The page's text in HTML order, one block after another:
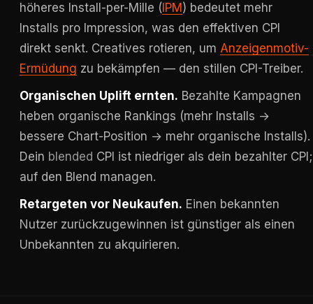
höheres Install-per-Mille ( IPM ) bedeutet mehr
Installs pro Impression, was den effektiven CPI
direkt senkt. Creatives rotieren, um Anzeigenmotiv-
Ermüdung zu bekämpfen — den stillen CPI-Treiber.
Organischen Uplift ernten. Bezahlte Kampagnen
heben organische Rankings (mehr Installs →
bessere Chart-Position → mehr organische Installs).
Dein blended CPI ist niedriger als dein bezahlter CPI;
auf den Blend managen.
Retargeten vor Neukaufen. Einen bekannten
Nutzer zurückzugewinnen ist günstiger als einen
Unbekannten zu akquirieren.